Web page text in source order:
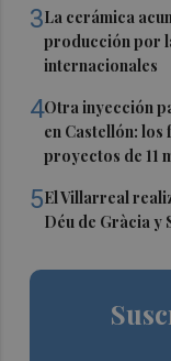
3La cerámica
producción por
internacionales
4Otra inyección
en Castellón: los
proyectos de 11
5El Villarreal
Déu de Gràcia y